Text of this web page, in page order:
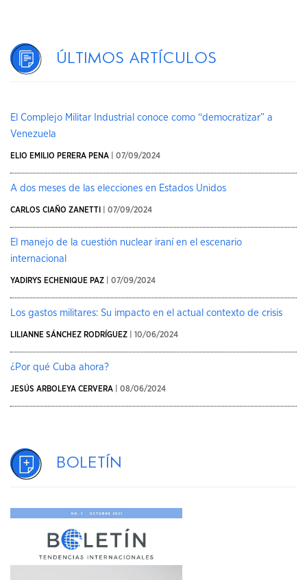
Últimos artículos
El Complejo Militar Industrial conoce como “democratizar” a
Venezuela
ELIO EMILIO PERERA PENA | 07/09/2024
A dos meses de las elecciones en Estados Unidos
CARLOS CIAÑO ZANETTI | 07/09/2024
El manejo de la cuestión nuclear iraní en el escenario
internacional
YADIRYS ECHENIQUE PAZ | 07/09/2024
Los gastos militares: Su impacto en el actual contexto de crisis
LILIANNE SÁNCHEZ RODRÍGUEZ | 10/06/2024
¿Por qué Cuba ahora?
JESÚS ARBOLEYA CERVERA | 08/06/2024
Boletín